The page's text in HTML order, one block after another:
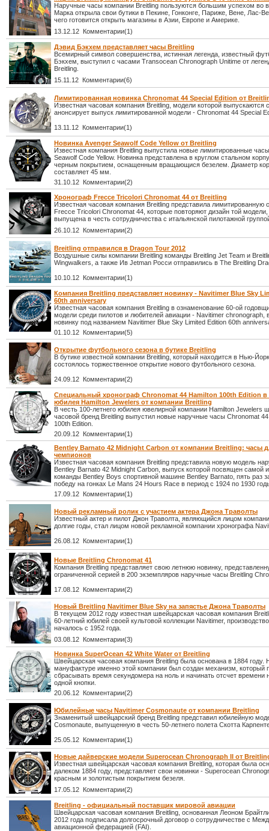
Наручные часы компании Breitling пользуются большим успехом во
Марка открыла свои бутики в Пекине, Гонконге, Париже, Вене, Лас-
чего готовится открыть магазины в Азии, Европе и Америке.
13.12.12 Комментарии(1)
Дэвид Бэкхем представляет часы Breitling
Всемирный символ совершенства, истинная легенда, известный
Бэкхем, выступил с часами Transocean Chronograph Unitime от
Breitling.
15.11.12 Комментарии(6)
Лимитированная новинка Chronomat 44 Special Edition от
Известная часовая компания Breitling, модели которой выпускаются
анонсирует выпуск лимитированной модели - Chronomat 44 Special
13.11.12 Комментарии(1)
Новинка Avenger Seawolf Code Yellow от Breitling
Известная компания Breitling выпустила новые лимитированные
Seawolf Code Yellow. Новинка представлена в круглом стальном
черным покрытием, оснащенным вращающися безелем. Диаметр
составляет 45 мм.
31.10.12 Комментарии(2)
Хронограф Frecce Tricolori Chronomat 44 от Breitling
Известная часовая компания Breitling представила лимитированную
Frecce Tricolori Chronomat 44, которые повторяют дизайн той
выпущена в честь сотрудничества с итальянской пилотажной
26.10.12 Комментарии(2)
Breitling отправился в Dragon Tour 2012
Воздушные силы компании Breitling команды Breitling Jet Team и
Wingwalkers, а также Ив Jetman Росси отправились в The Breitling
10.10.12 Комментарии(1)
Компания Breitling представляет новинку - Navitimer Blue Sky
60th anniversary
Известная часовая компания Breitling в ознаменование 60-ой
модели среди пилотов и любителей авиации - Navitimer chronograph,
новинку под названием Navitimer Blue Sky Limited Edition 60th
01.10.12 Комментарии(5)
Открытие футбольного сезона в бутике Breitling
В бутике известной компании Breitling, который находится в Нью-
состоялось торжественное открытие нового футбольного сезона.
24.09.12 Комментарии(2)
Специальный хронограф Chronomat 44 Hamilton 100th Edition в
юбилея Hamilton Jewelers от компании Breitling
В честь 100-летнего юбилея ювелирной компании Hamilton Jewelers
часовой бренд Breitling выпустил новые наручные часы Chronomat
100th Edition.
20.09.12 Комментарии(1)
Bentley Barnato 42 Midnight Carbon от компании Breitling: часы
чемпионов
Известная часовая компания Breitling представила новую модель
Bentley Barnato 42 Midnight Carbon, выпуск которой посвящен самой
команды Bentley Boys спортивной машине Bentley Barnato, пять раз
победу на гонках Le Mans 24 Hours Race в период с 1924 по 1930
17.09.12 Комментарии(1)
Новый рекламный ролик с участием актера Джона Траволты
Известный актер и пилот Джон Траволта, являющийся лицом
долгие годы, стал лицом новой рекламной компании хронографа
26.08.12 Комментарии(1)
Новые Breitling Chronomat 41
Компания Breitling представляет свою летнюю новинку,
ограниченной серией в 200 экземпляров наручные часы Breitling
17.08.12 Комментарии(2)
Новый Breitling Navitimer Blue Sky на запястье Джона Траволты
В текущем 2012 году известная швейцарская часовая компания
60-летний юбилей своей культовой коллекции Navitimer,
началось с 1952 года.
03.08.12 Комментарии(3)
Новинка SuperOcean 42 White Water от Breitling
Швейцарская часовая компания Breitling была основана в 1884 году.
мануфактуре именно этой компании был создан механизм, который
сбрасывать время секундомера на ноль и начинать отсчет времени
одной кнопки.
20.06.12 Комментарии(2)
Юбилейные часы Navitimer Cosmonaute от компании Breitling
Знаменитый швейцарский бренд Breitling представил юбилейную
Cosmonaute, выпущенную в честь 50-летнего полета Скотта
25.05.12 Комментарии(1)
Новые дайверские модели Superocean Chronograph II от
Известная швейцарская часовая компания Breitling, которая была
далеком 1884 году, представляет свои новинки - Superocean
красным и золотистым покрытием безеля.
17.05.12 Комментарии(2)
Breitling - официальный поставщик мировой авиации
Швейцарская часовая компания Breitling, основанная Леоном
2012 года подписала долгосрочный договор о сотрудничестве с
авиационной федерацией (FAI).